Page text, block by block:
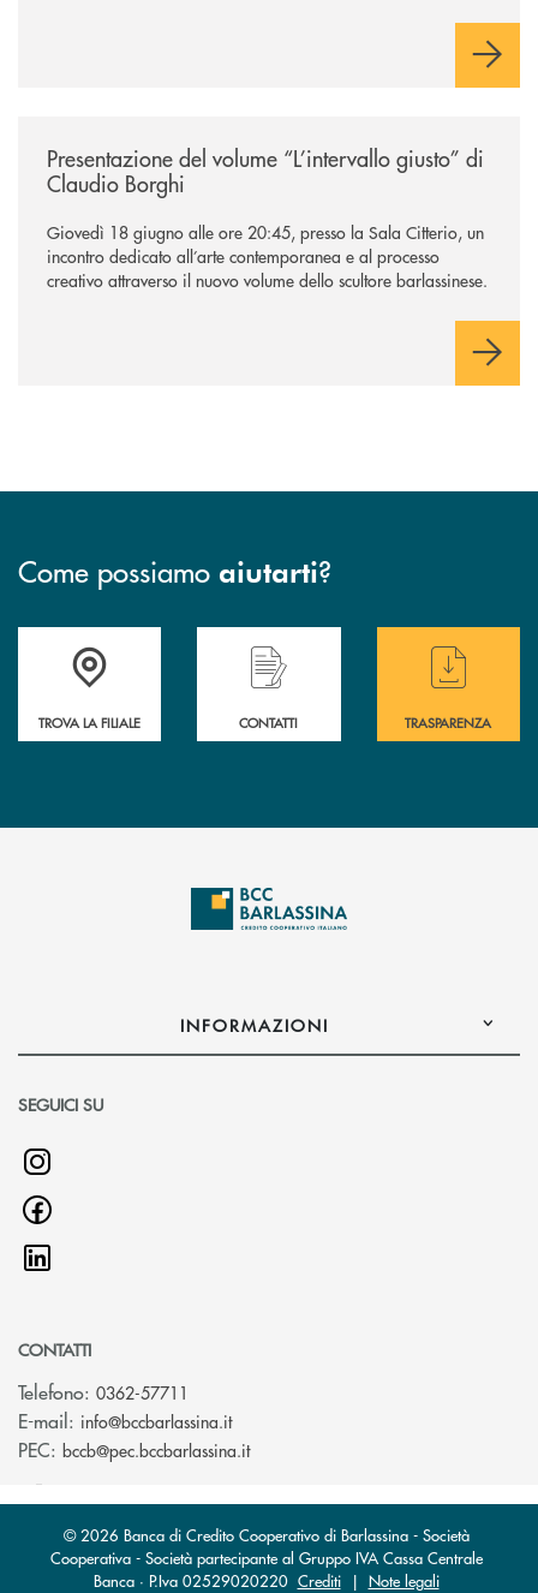
Presentazione del volume “L’intervallo giusto” di
Claudio Borghi
Giovedì 18 giugno alle ore 20:45, presso la Sala Citterio, un
incontro dedicato all’arte contemporanea e al processo
creativo attraverso il nuovo volume dello scultore barlassinese.
Come possiamo aiutarti?
Accedi all' elenco completo delle filiali di BCC Barlassina.
TROVA LA FILIALE
Hai bisogno di assistenza immediata ?
CONTATTI
Hai bisogno di
TRASPARENZA
INFORMAZIONI
SEGUICI SU
CONTATTI
Telefono: 0362-57711
E-mail: info@bccbarlassina.it(si apre l’app di posta elettronica)
PEC: bccb@pec.bccbarlassina.it(si apre l’app di posta elettronica)
© 2026 Banca di Credito Cooperativo di Barlassina - Società
Cooperativa - Società partecipante al Gruppo IVA Cassa Centrale
Banca · P.Iva 02529020220 Crediti| Note legali